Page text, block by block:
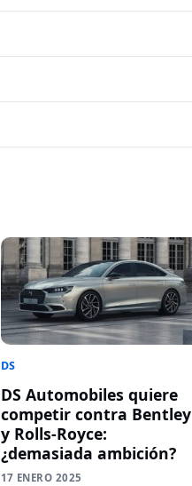
DS
DS Automobiles quiere
competir contra Bentley
y Rolls-Royce:
¿demasiada ambición?
17 ENERO 2025